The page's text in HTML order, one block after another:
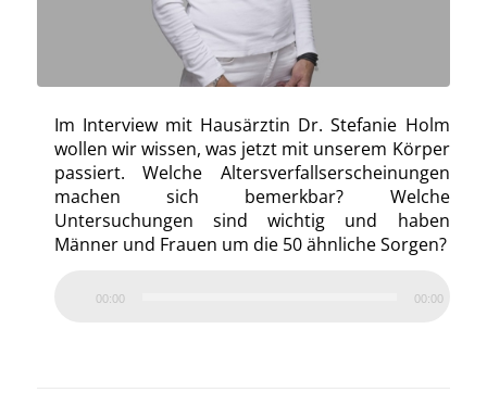
Im Interview mit Hausärztin Dr. Stefanie Holm
wollen wir wissen, was jetzt mit unserem Körper
passiert. Welche Altersverfallserscheinungen
machen sich bemerkbar? Welche
Untersuchungen sind wichtig und haben
Männer und Frauen um die 50 ähnliche Sorgen?
00:00 00:00